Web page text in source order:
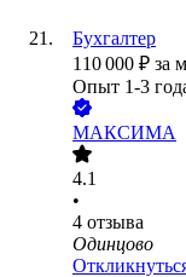
Бухгалтер
110 000 ₽ за
Опыт 1-3
МАКСИМА
4.1
•
4 отзыва
Одинцово